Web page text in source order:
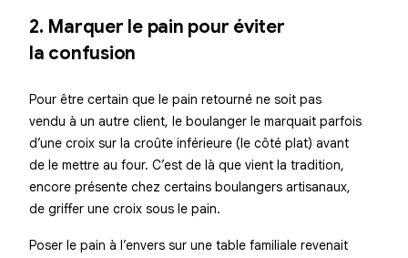
2. Marquer le pain pour éviter
la confusion
Pour être certain que le pain retourné ne soit pas
vendu à un autre client, le boulanger le marquait parfois
d’une croix sur la croûte inférieure (le côté plat) avant
de le mettre au four. C’est de là que vient la tradition,
encore présente chez certains boulangers artisanaux,
de griffer une croix sous le pain.
Poser le pain à l’envers sur une table familiale revenait